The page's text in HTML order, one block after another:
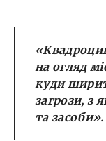
на огляд
куди
загрози, з
та засоби».